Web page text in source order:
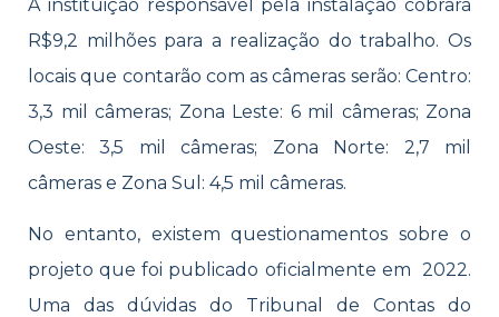
A instituição responsável pela instalação cobrará
R$9,2 milhões para a realização do trabalho. Os
locais que contarão com as câmeras serão: Centro:
3,3 mil câmeras; Zona Leste: 6 mil câmeras; Zona
Oeste: 3,5 mil câmeras; Zona Norte: 2,7 mil
câmeras e Zona Sul: 4,5 mil câmeras.
No entanto, existem questionamentos sobre o
projeto que foi publicado oficialmente em 2022.
Uma das dúvidas do Tribunal de Contas do